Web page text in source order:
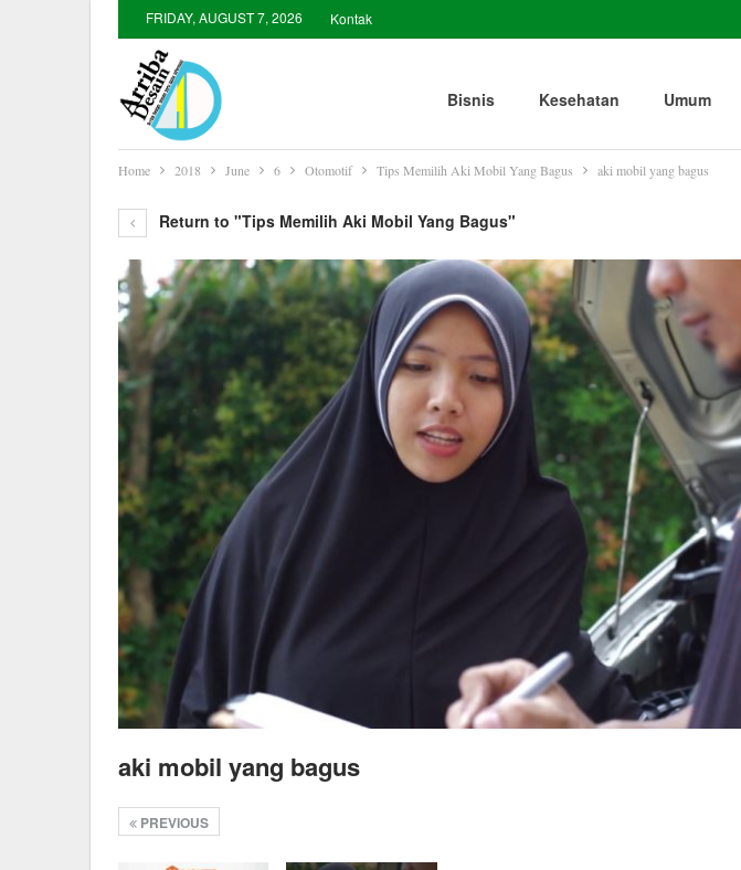
FRIDAY, AUGUST 7, 2026 Kontak
Bisnis Kesehatan Umum
Home 2018 June 6 Otomotif Tips Memilih Aki Mobil Yang Bagus aki mobil yang bagus
Return to "Tips Memilih Aki Mobil Yang Bagus"
aki mobil yang bagus
PREVIOUS